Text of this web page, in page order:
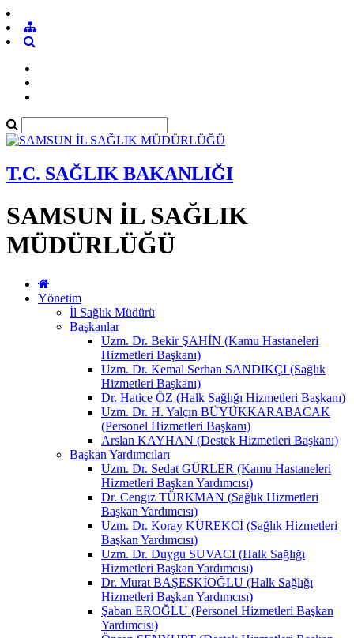
T.C. SAĞLIK BAKANLIĞI
SAMSUN İL SAĞLIK
MÜDÜRLÜĞÜ
Yönetim
İl Sağlık Müdürü
Başkanlar
Uzm. Dr. Bekir ŞAHİN (Kamu Hastaneleri
Hizmetleri Başkanı)
Uzm. Dr. Kemal Serhan SANDIKÇI (Sağlık
Hizmetleri Başkanı)
Dr. Hatice ÖZ (Halk Sağlığı Hizmetleri Başkanı)
Uzm. Dr. H. Yalçın BÜYÜKKARABACAK
(Personel Hizmetleri Başkanı)
Arslan KAYHAN (Destek Hizmetleri Başkanı)
Başkan Yardımcıları
Uzm. Dr. Sedat GÜRLER (Kamu Hastaneleri
Hizmetleri Başkan Yardımcısı)
Dr. Cengiz TÜRKMAN (Sağlık Hizmetleri
Başkan Yardımcısı)
Uzm. Dr. Koray KÜREKCİ (Sağlık Hizmetleri
Başkan Yardımcısı)
Uzm. Dr. Duygu SUVACI (Halk Sağlığı
Hizmetleri Başkan Yardımcısı)
Dr. Murat BAŞESKİOĞLU (Halk Sağlığı
Hizmetleri Başkan Yardımcısı)
Şaban EROĞLU (Personel Hizmetleri Başkan
Yardımcısı)